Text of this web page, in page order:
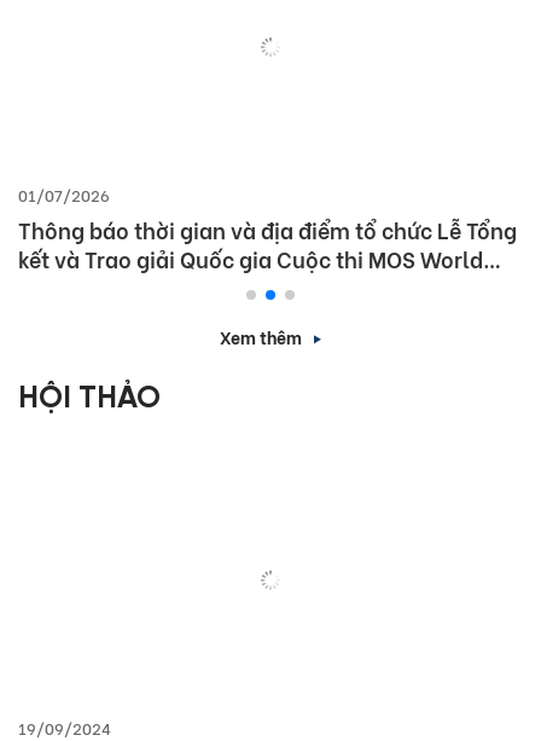
01/07/2026
Thông báo thời gian và địa điểm tổ chức Lễ Tổng
kết và Trao giải Quốc gia Cuộc thi MOS World
Xem thêm
HỘI THẢO
19/09/2024